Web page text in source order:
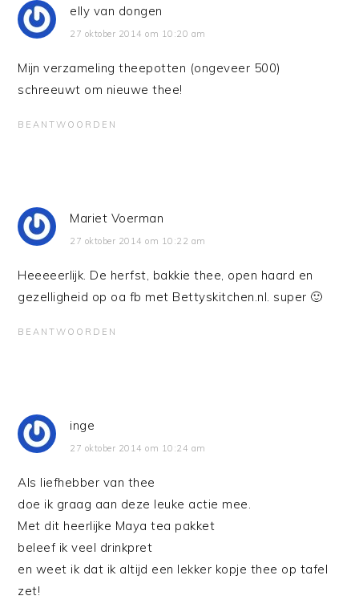
elly van dongen
27 oktober 2014 om 10:20 am
Mijn verzameling theepotten (ongeveer 500)
schreeuwt om nieuwe thee!
BEANTWOORDEN
Mariet Voerman
27 oktober 2014 om 10:22 am
Heeeeerlijk. De herfst, bakkie thee, open haard en
gezelligheid op oa fb met Bettyskitchen.nl. super 🙂
BEANTWOORDEN
inge
27 oktober 2014 om 10:24 am
Als liefhebber van thee
doe ik graag aan deze leuke actie mee.
Met dit heerlijke Maya tea pakket
beleef ik veel drinkpret
en weet ik dat ik altijd een lekker kopje thee op tafel
zet!